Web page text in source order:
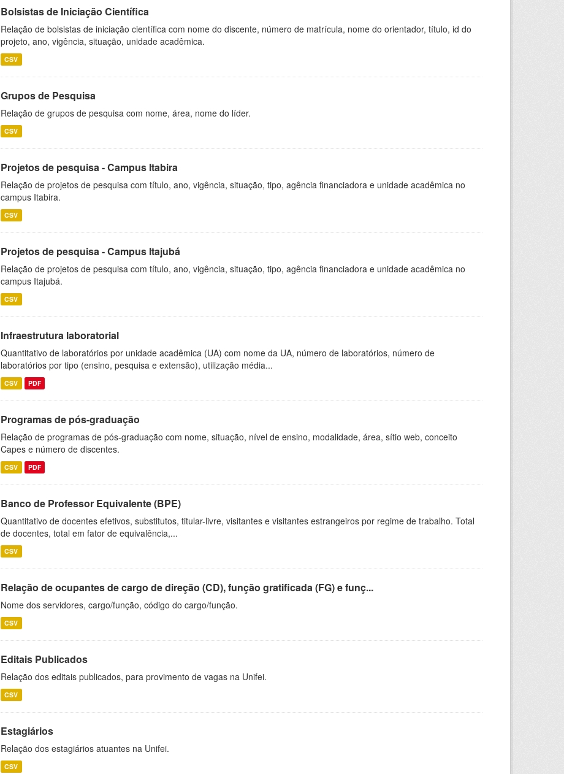
Bolsistas de Iniciação Científica
Relação de bolsistas de iniciação científica com nome do discente, número de matrícula, nome do orientador, título, id do
projeto, ano, vigência, situação, unidade acadêmica.
CSV
Grupos de Pesquisa
Relação de grupos de pesquisa com nome, área, nome do líder.
CSV
Projetos de pesquisa - Campus Itabira
Relação de projetos de pesquisa com título, ano, vigência, situação, tipo, agência financiadora e unidade acadêmica no
campus Itabira.
CSV
Projetos de pesquisa - Campus Itajubá
Relação de projetos de pesquisa com título, ano, vigência, situação, tipo, agência financiadora e unidade acadêmica no
campus Itajubá.
CSV
Infraestrutura laboratorial
Quantitativo de laboratórios por unidade acadêmica (UA) com nome da UA, número de laboratórios, número de
laboratórios por tipo (ensino, pesquisa e extensão), utilização média...
CSV PDF
Programas de pós-graduação
Relação de programas de pós-graduação com nome, situação, nível de ensino, modalidade, área, sítio web, conceito
Capes e número de discentes.
CSV PDF
Banco de Professor Equivalente (BPE)
Quantitativo de docentes efetivos, substitutos, titular-livre, visitantes e visitantes estrangeiros por regime de trabalho. Total
de docentes, total em fator de equivalência,...
CSV
Relação de ocupantes de cargo de direção (CD), função gratificada (FG) e funç...
Nome dos servidores, cargo/função, código do cargo/função.
CSV
Editais Publicados
Relação dos editais publicados, para provimento de vagas na Unifei.
CSV
Estagiários
Relação dos estagiários atuantes na Unifei.
CSV